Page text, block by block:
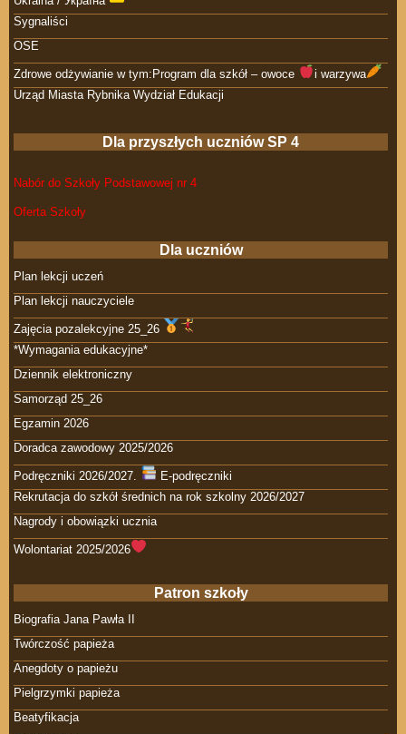
Sygnaliści
OSE
Zdrowe odżywianie w tym:Program dla szkół – owoce
i warzywa
Urząd Miasta Rybnika Wydział Edukacji
Dla przyszłych uczniów SP 4
Nabór do Szkoły Podstawowej nr 4
Oferta Szkoły
Dla uczniów
Plan lekcji uczeń
Plan lekcji nauczyciele
Zajęcia pozalekcyjne 25_26
*Wymagania edukacyjne*
Dziennik elektroniczny
Samorząd 25_26
Egzamin 2026
Doradca zawodowy 2025/2026
Podręczniki 2026/2027.
E-podręczniki
Rekrutacja do szkół średnich na rok szkolny 2026/2027
Nagrody i obowiązki ucznia
Wolontariat 2025/2026
Patron szkoły
Biografia Jana Pawła II
Twórczość papieża
Anegdoty o papieżu
Pielgrzymki papieża
Beatyfikacja